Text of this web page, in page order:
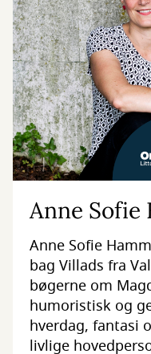
Anne Sofie
Anne Sofie
bag Villads fra
bøgerne om
humoristisk og
hverdag, fantasi
livlige